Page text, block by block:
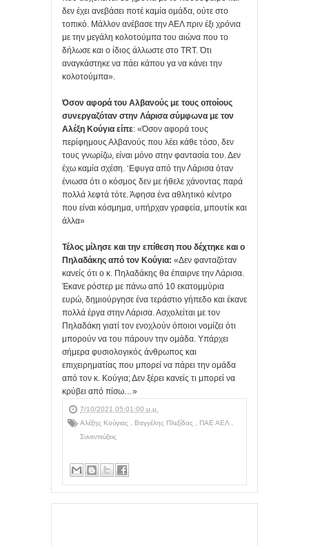
δεν έχει ανεβάσει ποτέ καμία ομάδα, ούτε στο
τοπικό. Μάλλον ανέβασε την ΑΕΛ πριν έξι χρόνια
με την μεγάλη κολοτούμπα του αιώνα που το
δήλωσε και ο ίδιος άλλωστε στο TRT. Ότι
αναγκάστηκε να πάει κάπου γα να κάνει την
κολοτούμπα».
Όσον αφορά του Αλβανούς με τους οποίους
συνεργαζόταν στην Λάρισα σύμφωνα με τον
Αλέξη Κούγια είπε: «Όσον αφορά τους
περίφημους Αλβανούς που λέει κάθε τόσο, δεν
τους γνωρίζω, είναι μόνο στην φαντασία του. Δεν
έχω καμία σχέση. ‘Εφυγα από την Λάρισα όταν
ένιωσα ότι ο κόσμος δεν με ήθελε χάνοντας παρά
πολλά λεφτά τότε. Άφησα ένα αθλητικό κέντρο
που είναι κόσμημα, υπήρχαν γραφεία, μπουτίκ και
άλλα»
Τέλος μίλησε και την επίθεση που δέχτηκε και ο
Πηλαδάκης από τον Κούγια: «Δεν φανταζόταν
κανείς ότι ο κ. Πηλαδάκης θα έπαιρνε την Λάρισα.
Έκανε ρόστερ με πάνω από 10 εκατομμύρια
ευρώ, δημιούργησε ένα τεράστιο γήπεδο και έκανε
πολλά έργα στην Λάρισα. Ασχολείται με τον
Πηλαδάκη γιατί τον ενοχλούν όποιοι νομίζει ότι
μπορούν να του πάρουν την ομάδα. Υπάρχει
σήμερα φυσιολογικός άνθρωπος και
επιχειρηματίας που μπορεί να πάρει την ομάδα
από τον κ. Κούγια; Δεν ξέρει κανείς τι μπορεί να
κρύβει από πίσω…»
7/10/2021 05:01:00 μ.μ.
Αλέξης Κούγιας , Βαγγέλης Πλεξίδας , ΠΑΕ ΑΕΛ ,
Συνεντεύξεις